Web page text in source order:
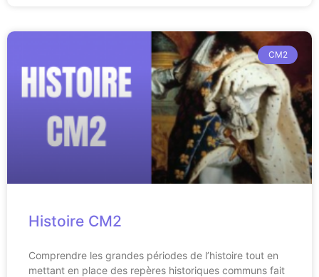
CM2
Histoire CM2
Comprendre les grandes périodes de l’histoire tout en
mettant en place des repères historiques communs fait